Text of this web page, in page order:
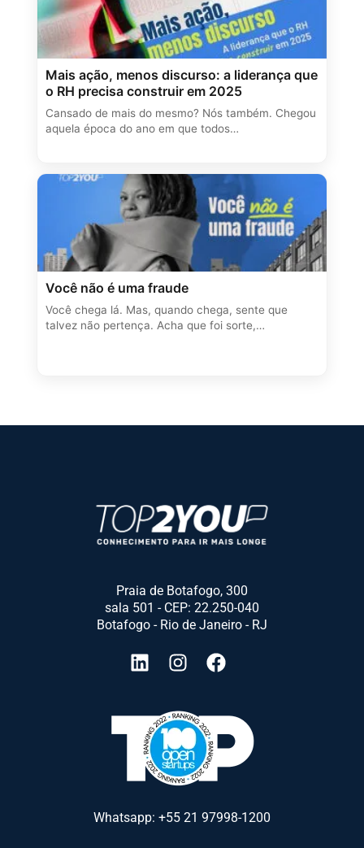
Mais ação, menos discurso: a liderança que
o RH precisa construir em 2025
Cansado de mais do mesmo? Nós também. Chegou
aquela época do ano em que todos…
Você não é uma fraude
Você chega lá. Mas, quando chega, sente que
talvez não pertença. Acha que foi sorte,…
Praia de Botafogo, 300
sala 501 - CEP: 22.250-040
Botafogo - Rio de Janeiro - RJ
Whatsapp: +55 21 97998-1200